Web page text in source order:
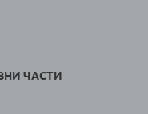
ЧАСТИ